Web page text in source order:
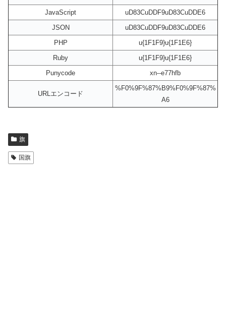
JavaScript
uD83CuDDF9uD83CuDDE6
JSON
uD83CuDDF9uD83CuDDE6
PHP
u{1F1F9}u{1F1E6}
Ruby
u{1F1F9}u{1F1E6}
Punycode
xn--e77hfb
URLエンコード
%F0%9F%87%B9%F0%9F%87%
A6
旗
国旗